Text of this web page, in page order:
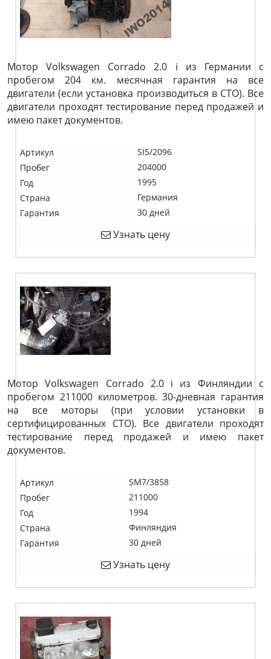
Мотор Volkswagen Corrado 2.0 i из Германии с
пробегом 204 км. месячная гарантия на все
двигатели (если установка производиться в СТО). Все
двигатели проходят тестирование перед продажей и
имею пакет документов.
Артикул
SI5/2096
Пробег
204000
Год
1995
Страна
Германия
Гарантия
30 дней
Узнать цену
Мотор Volkswagen Corrado 2.0 i из Финляндии с
пробегом 211000 километров. 30-дневная гарантия
на все моторы (при условии установки в
сертифицированных СТО). Все двигатели проходят
тестирование перед продажей и имею пакет
документов.
Артикул
SM7/3858
Пробег
211000
Год
1994
Страна
Финляндия
Гарантия
30 дней
Узнать цену